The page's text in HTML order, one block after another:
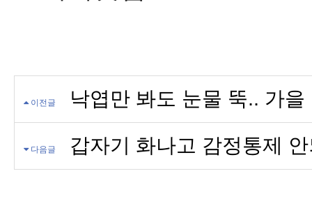
이전글 낙엽만 봐도 눈물 뚝.. 가
다음글 갑자기 화나고 감정통제